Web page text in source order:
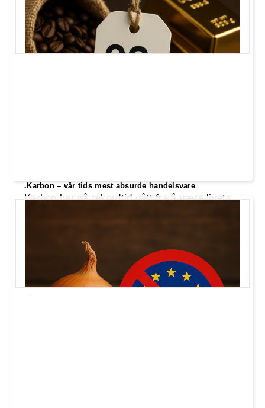
.Karbon – vår tids mest absurde handelsvare
Karbon har på rekordtid gått fra å være livets
som om naturens egne molekyler plutselig
tilhører børsen. Mens politikere jager
«utslepp» på papiret, forsvinner realøkonomien
– og fornuften – ut bakdøra.